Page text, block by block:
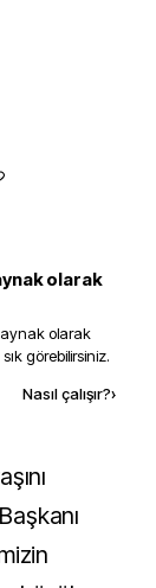
olarak
olarak
görebilirsiniz.
Nasıl çalışır?›